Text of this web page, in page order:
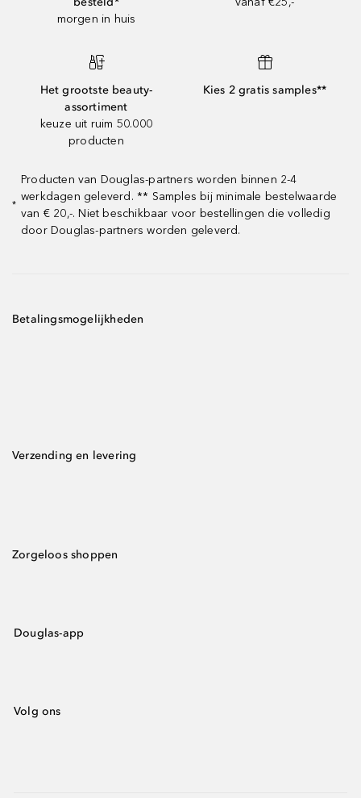
morgen in huis
Het grootste beauty-
assortiment
keuze uit ruim 50.000
producten
Kies 2 gratis samples**
*
Producten van Douglas-partners worden binnen 2-4
werkdagen geleverd. ** Samples bij minimale bestelwaarde
van € 20,-. Niet beschikbaar voor bestellingen die volledig
door Douglas-partners worden geleverd.
Betalingsmogelijkheden
Verzending en levering
Zorgeloos shoppen
Douglas-app
Volg ons